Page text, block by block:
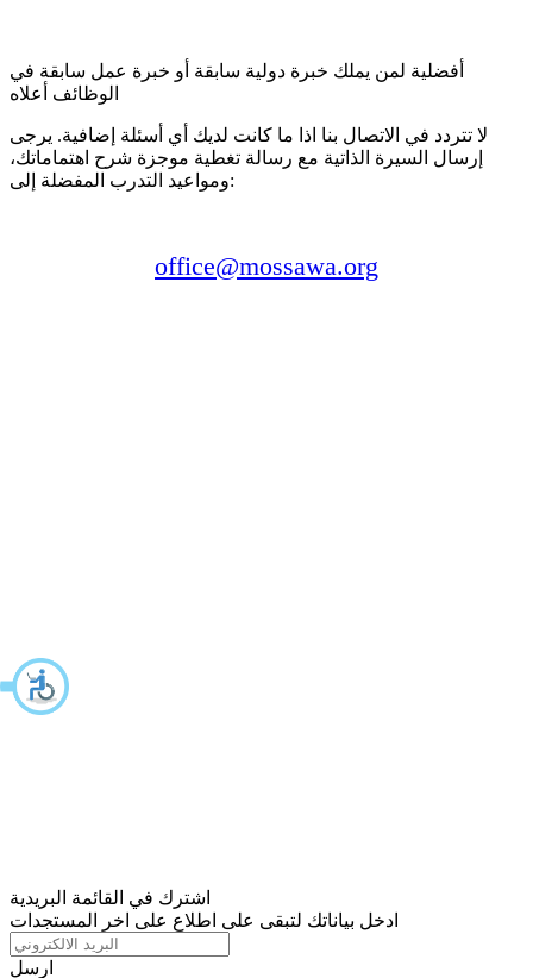
أفضلية لمن يملك خبرة دولية سابقة أو خبرة عمل سابقة في
الوظائف أعلاه
لا تتردد في الاتصال بنا اذا ما كانت لديك أي أسئلة إضافية. يرجى
إرسال السيرة الذاتية مع رسالة تغطية موجزة شرح اهتماماتك،
ومواعيد التدرب المفضلة إلى:
office@mossawa.org
اشترك في القائمة البريدية
ادخل بياناتك لتبقى على اطلاع على اخر المستجدات
ارسل